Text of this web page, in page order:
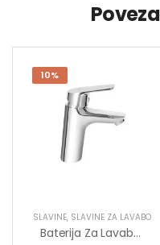
10%
SLAVINE, SLAVINE ZA LAVABO
Baterija Za Lavabo MINOTTI PRIMA 4112